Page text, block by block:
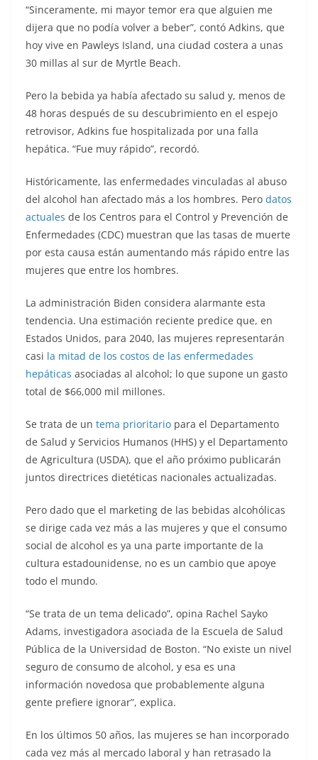
“Sinceramente, mi mayor temor era que alguien me
dijera que no podía volver a beber”, contó Adkins, que
hoy vive en Pawleys Island, una ciudad costera a unas
30 millas al sur de Myrtle Beach.
Pero la bebida ya había afectado su salud y, menos de
48 horas después de su descubrimiento en el espejo
retrovisor, Adkins fue hospitalizada por una falla
hepática. “Fue muy rápido”, recordó.
Históricamente, las enfermedades vinculadas al abuso
del alcohol han afectado más a los hombres. Pero datos
actuales de los Centros para el Control y Prevención de
Enfermedades (CDC) muestran que las tasas de muerte
por esta causa están aumentando más rápido entre las
mujeres que entre los hombres.
La administración Biden considera alarmante esta
tendencia. Una estimación reciente predice que, en
Estados Unidos, para 2040, las mujeres representarán
casi la mitad de los costos de las enfermedades
hepáticas asociadas al alcohol; lo que supone un gasto
total de $66,000 mil millones.
Se trata de un tema prioritario para el Departamento
de Salud y Servicios Humanos (HHS) y el Departamento
de Agricultura (USDA), que el año próximo publicarán
juntos directrices dietéticas nacionales actualizadas.
Pero dado que el marketing de las bebidas alcohólicas
se dirige cada vez más a las mujeres y que el consumo
social de alcohol es ya una parte importante de la
cultura estadounidense, no es un cambio que apoye
todo el mundo.
“Se trata de un tema delicado”, opina Rachel Sayko
Adams, investigadora asociada de la Escuela de Salud
Pública de la Universidad de Boston. “No existe un nivel
seguro de consumo de alcohol, y esa es una
información novedosa que probablemente alguna
gente prefiere ignorar”, explica.
En los últimos 50 años, las mujeres se han incorporado
cada vez más al mercado laboral y han retrasado la